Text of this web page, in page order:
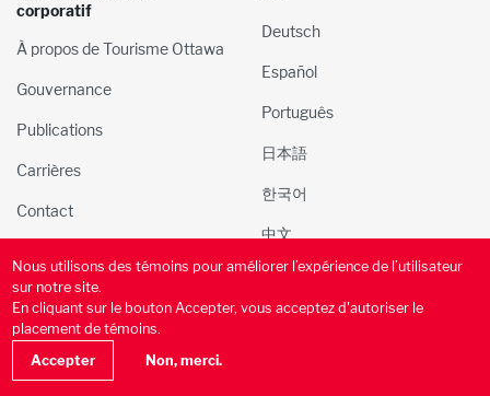
Nous utilisons des témoins pour améliorer l’expérience de l’utilisateur
sur notre site.
En cliquant sur le bouton Accepter, vous acceptez d'autoriser le
placement de témoins.
Accepter
Non, merci.
corporatif
À propos de Tourisme Ottawa
Gouvernance
Publications
Carrières
Contact
Deutsch
Español
Português
日本語
한국어
中文
© 2000-2025 l’Administration du tourisme et des congres
d’Ottawa, Inc. Tous droits réservés.
Politique de confidentialité
Politique des médias sociaux